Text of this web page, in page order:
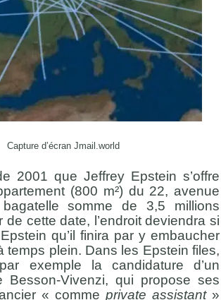
Capture d’écran Jmail.world
2001 que Jeffrey Epstein s’offre
(800 m²) du 22, avenue
somme de 3,5 millions
de cette date, l’endroit deviendra si
qu’il finira par y embaucher
temps plein. Dans les Epstein files,
exemple la candidature d’un
Besson-Vivenzi, qui propose ses
« comme private assistant»